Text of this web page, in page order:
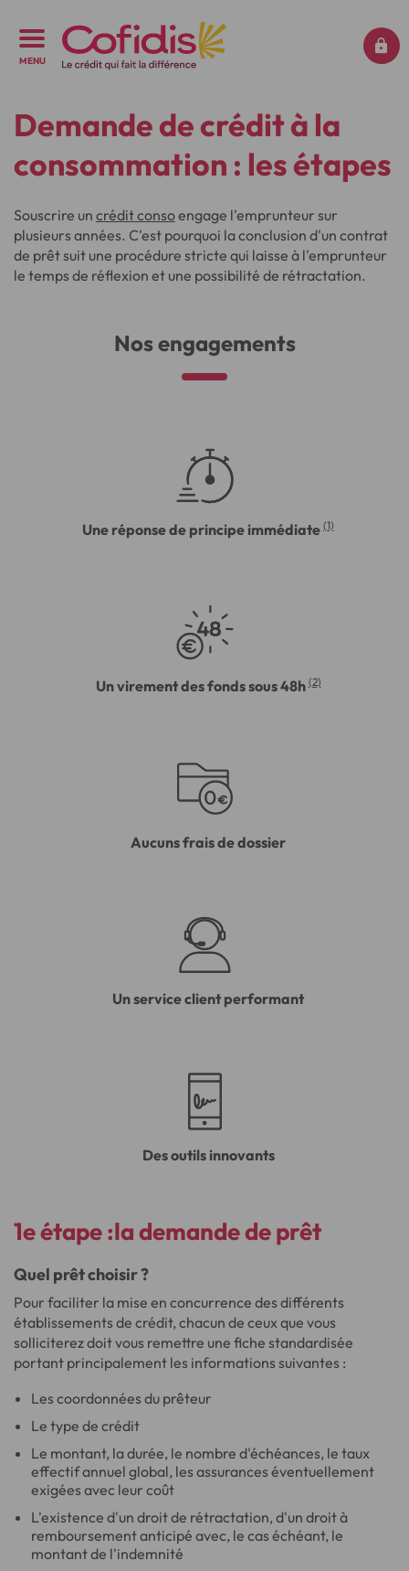
MENU
Demande de crédit à la
consommation : les étapes
Souscrire un crédit consoengage l'emprunteur sur
plusieurs années. C'est pourquoi la conclusion d'un contrat
de prêt suit une procédure stricte qui laisse à l'emprunteur
le temps de réflexion et une possibilité de rétractation.
Nos engagements
Une réponse de principe immédiate (1)
Un virement des fonds sous 48h (2)
Aucuns frais de dossier
Un service client performant
Des outils innovants
1e étape :la demande de prêt
Quel prêt choisir ?
Pour faciliter la mise en concurrence des différents
établissements de crédit, chacun de ceux que vous
solliciterez doit vous remettre une fiche standardisée
portant principalement les informations suivantes :
Les coordonnées du prêteur
Le type de crédit
Le montant, la durée, le nombre d'échéances, le taux
effectif annuel global, les assurances éventuellement
exigées avec leur coût
L'existence d'un droit de rétractation, d'un droit à
remboursement anticipé avec, le cas échéant, le
montant de l'indemnité